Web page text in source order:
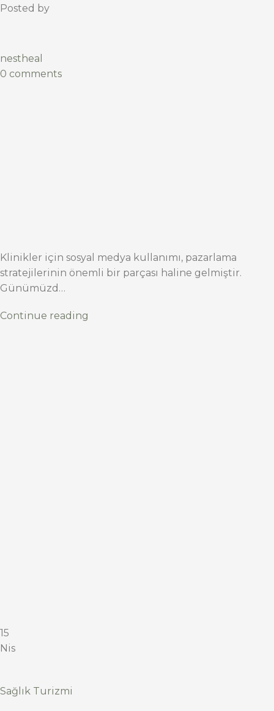
Posted by
nestheal
0 comments
Klinikler için sosyal medya kullanımı, pazarlama
stratejilerinin önemli bir parçası haline gelmiştir.
Günümüzd…
Continue reading
15
Nis
Sağlık Turizmi